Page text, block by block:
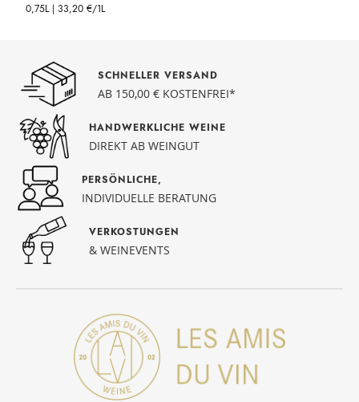
0,75L |33,20 €/1L
SCHNELLER VERSAND
AB 150,00 € KOSTENFREI*
HANDWERKLICHE WEINE
DIREKT AB WEINGUT
PERSÖNLICHE,
INDIVIDUELLE BERATUNG
VERKOSTUNGEN
& WEINEVENTS